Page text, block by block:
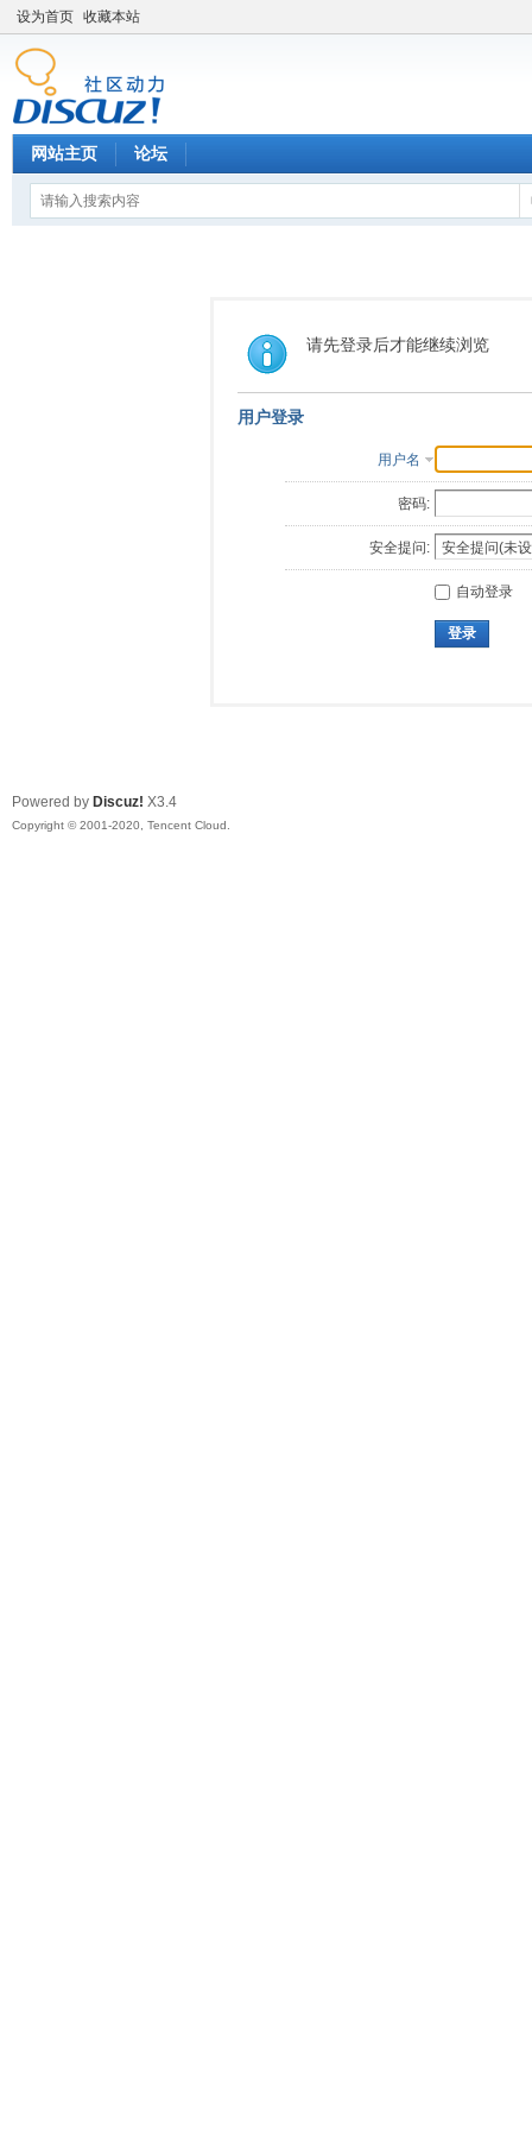
设为首页 收藏本站
网站主页 论坛
请先登录后才能继续浏览
用户登录
用户名
密码:
安全提问:
自动登录
登录
Powered by Discuz! X3.4
Copyright © 2001-2020, Tencent Cloud.